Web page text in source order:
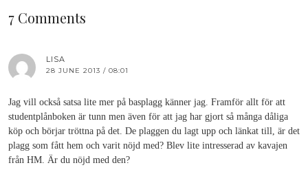
7 Comments
LISA
28 JUNE 2013 / 08:01
Jag vill också satsa lite mer på basplagg känner jag. Framför allt för att
studentplånboken är tunn men även för att jag har gjort så många dåliga
köp och börjar tröttna på det. De plaggen du lagt upp och länkat till, är det
plagg som fått hem och varit nöjd med? Blev lite intresserad av kavajen
från HM. Är du nöjd med den?